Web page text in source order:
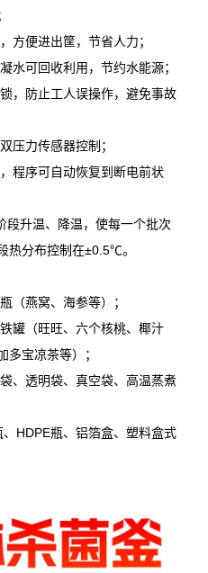
便进出筐，节省人力；
可回收利用，节约水能源；
防止工人误操作，避免事故
力传感器控制；
序可自动恢复到断电前状
升温、降温， 使每一个批次
热分布控制在±0.5℃。
燕窝、海参等）；
（旺旺、六个核桃、椰汁
多宝凉茶等）；
透明袋、真空袋、高温蒸煮
HDPE瓶、铝箔盒、塑料盒式